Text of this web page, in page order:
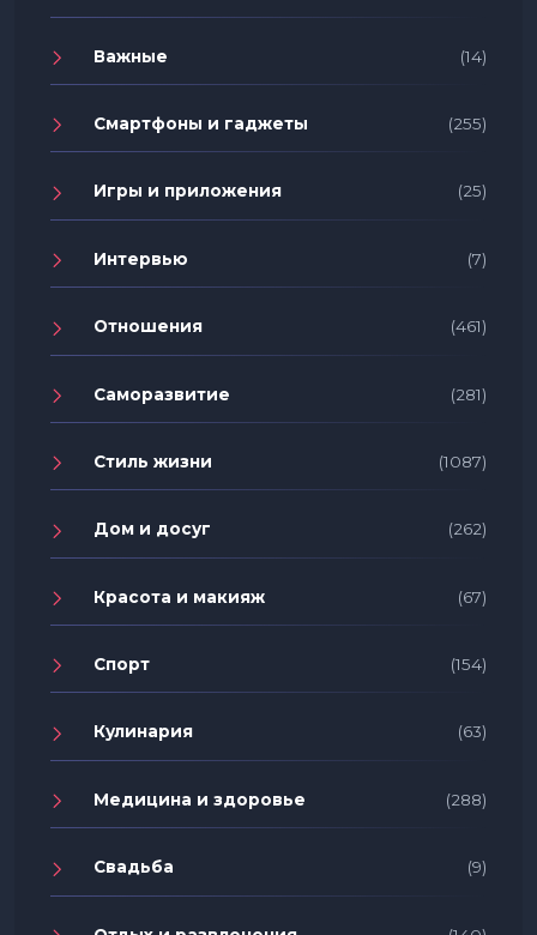
Важные (14)
Смартфоны и гаджеты (255)
Игры и приложения (25)
Интервью (7)
Отношения (461)
Саморазвитие (281)
Стиль жизни (1087)
Дом и досуг (262)
Красота и макияж (67)
Спорт (154)
Кулинария (63)
Медицина и здоровье (288)
Свадьба (9)